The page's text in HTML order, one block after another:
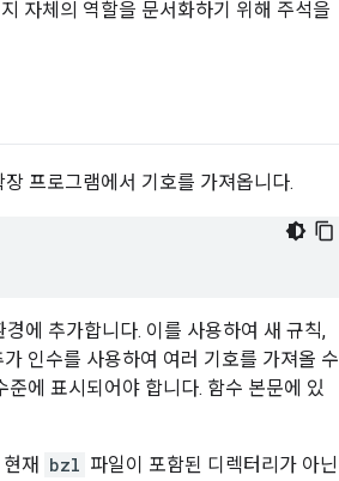
자체의 역할을 문서화하기 위해 주석을
프로그램에서 기호를 가져옵니다.
경에 추가합니다. 이를 사용하여 새 규칙,
가 인수를 사용하여 여러 기호를 가져올 수
준에 표시되어야 합니다. 함수 본문에 있
재 bzl 파일이 포함된 디렉터리가 아닌